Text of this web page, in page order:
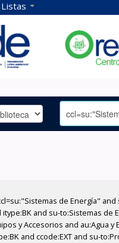
Listas
de Energía" and
and su-to:Sistemas de
y Accesorios and au:Agua
and ccode:EXT and su-